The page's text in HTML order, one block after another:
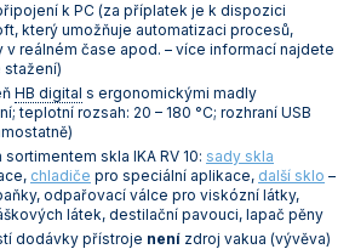
k PC (za příplatek je k dispozici
který umožňuje automatizaci procesů,
v reálném čase apod. – více informací najdete
stažení)
HB digital s ergonomickými madly
teplotní rozsah: 20 – 180 °C; rozhraní USB
skla IKA RV 10: sady skla
chladiče pro speciální aplikace, další sklo –
odpařovací válce pro viskózní látky,
látek, destilační pavouci, lapač pěny
dodávky přístroje není zdroj vakua (vývěva)